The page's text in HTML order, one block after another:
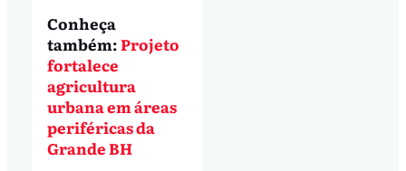
Conheça
também:Projeto
fortalece
agricultura
urbana em áreas
periféricas da
Grande BH